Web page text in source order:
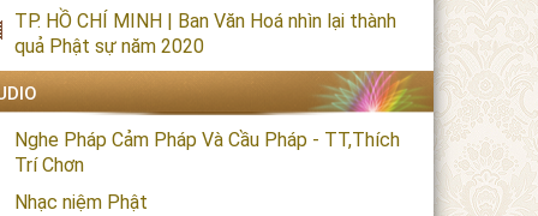
TP. HỒ CHÍ MINH | Ban Văn Hoá nhìn lại thành
quả Phật sự năm 2020
Nghe Pháp Cảm Pháp Và Cầu Pháp - TT,Thích
Trí Chơn
Nhạc niệm Phật